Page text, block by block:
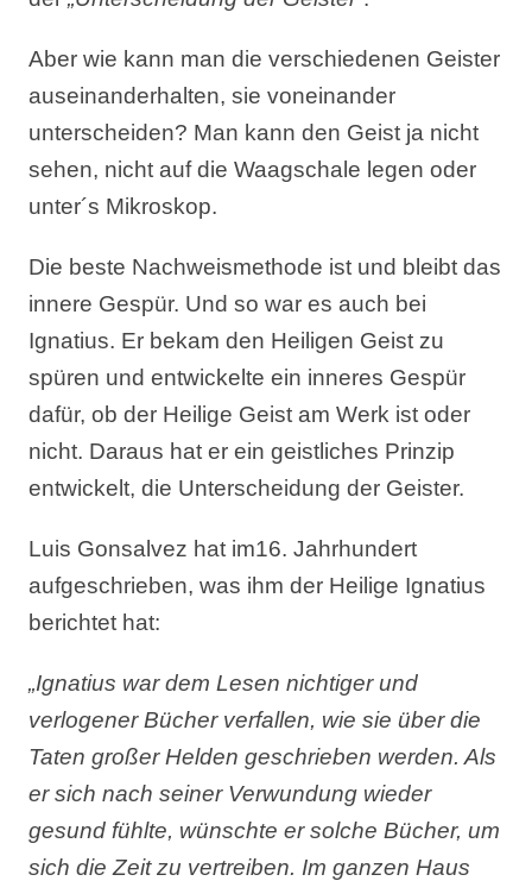
Aber wie kann man die verschiedenen Geister
auseinanderhalten, sie voneinander
unterscheiden? Man kann den Geist ja nicht
sehen, nicht auf die Waagschale legen oder
unter´s Mikroskop.
Die beste Nachweismethode ist und bleibt das
innere Gespür. Und so war es auch bei
Ignatius. Er bekam den Heiligen Geist zu
spüren und entwickelte ein inneres Gespür
dafür, ob der Heilige Geist am Werk ist oder
nicht. Daraus hat er ein geistliches Prinzip
entwickelt, die Unterscheidung der Geister.
Luis Gonsalvez hat im16. Jahrhundert
aufgeschrieben, was ihm der Heilige Ignatius
berichtet hat:
„Ignatius war dem Lesen nichtiger und
verlogener Bücher verfallen, wie sieüber die
Taten großer Helden geschrieben werden. Als
er sich nach seiner Verwundung wieder
gesund fühlte, wünschte er solche Bücher, um
sich die Zeit zu vertreiben. Im ganzen Haus